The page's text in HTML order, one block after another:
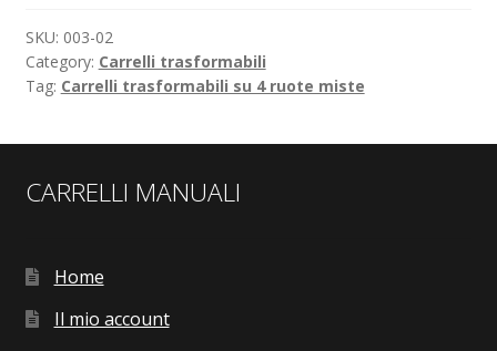
SKU: 003-02
Category: Carrelli trasformabili
Tag: Carrelli trasformabili su 4 ruote miste
CARRELLI MANUALI
Home
Il mio account